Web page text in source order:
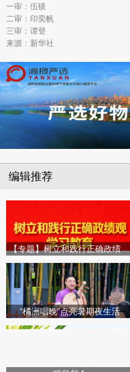
一审：伍镆
二审：印奕帆
三审：谭登
来源：新华社
编辑推荐
【专题】树立和践行正确政绩观学习教育
“橘洲唱晚”点亮暑期夜生活